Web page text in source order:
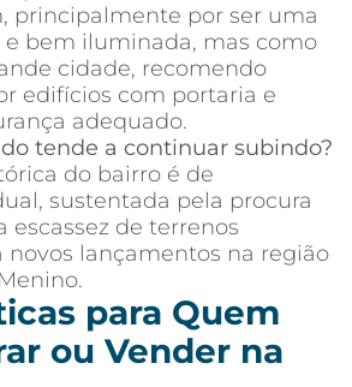
principalmente por ser uma
e bem iluminada, mas como
cidade, recomendo
edifícios com portaria e
adequado.
tende a continuar subindo?
do bairro é de
sustentada pela procura
escassez de terrenos
novos lançamentos na região
para Quem
ou Vender na